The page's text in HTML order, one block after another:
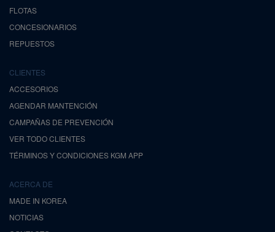
FLOTAS
CONCESIONARIOS
REPUESTOS
CLIENTES
ACCESORIOS
AGENDAR MANTENCIÓN
CAMPAÑAS DE PREVENCIÓN
VER TODO CLIENTES
TÉRMINOS Y CONDICIONES KGM APP
ACERCA DE
MADE IN KOREA
NOTICIAS